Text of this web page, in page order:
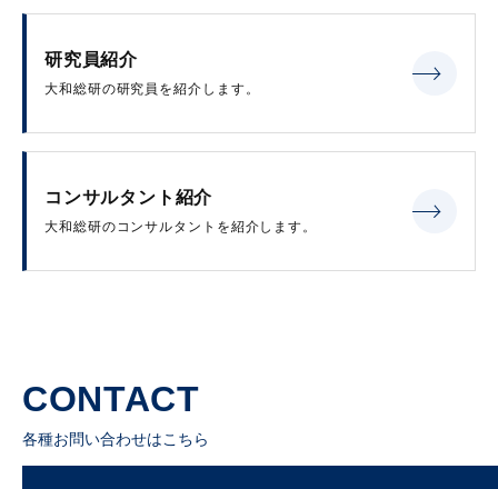
研究員紹介
大和総研の研究員を紹介します。
コンサルタント紹介
大和総研のコンサルタントを紹介します。
CONTACT
各種お問い合わせはこちら